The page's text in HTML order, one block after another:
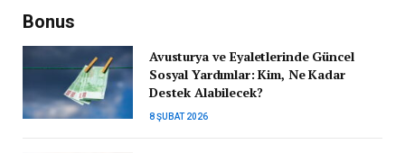
Bonus
Avusturya ve Eyaletlerinde Güncel
Sosyal Yardımlar: Kim, Ne Kadar
Destek Alabilecek?
8 ŞUBAT 2026